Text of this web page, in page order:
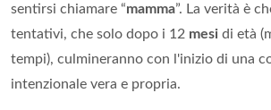
sentirsi chiamare “mamma”. La verità è
tentativi, che solo dopo i 12 mesi di età
tempi), culmineranno con l'inizio di una
intenzionale vera e propria.